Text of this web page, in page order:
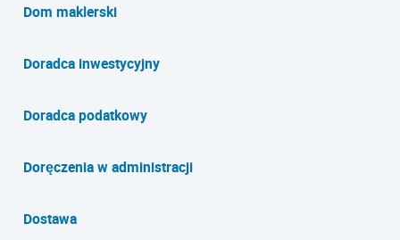
Dom maklerski
Doradca inwestycyjny
Doradca podatkowy
Doręczenia w administracji
Dostawa